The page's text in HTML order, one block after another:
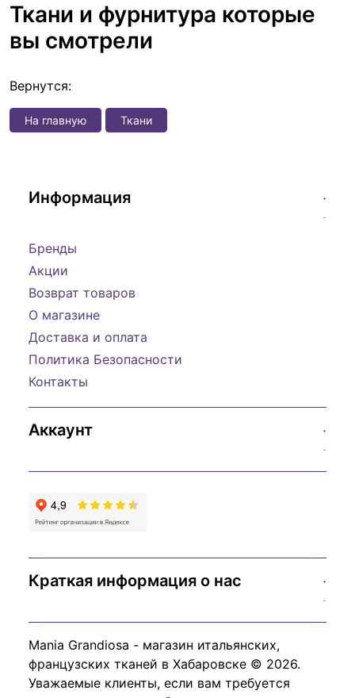
Ткани и фурнитура которые
вы смотрели
Вернутся:
На главную Ткани
Информация
Бренды
Акции
Возврат товаров
О магазине
Доставка и оплата
Политика Безопасности
Контакты
Аккаунт
Краткая информация о нас
Mania Grandiosa - магазин итальянских,
французских тканей в Хабаровске © 2026.
Уважаемые клиенты, если вам требуется